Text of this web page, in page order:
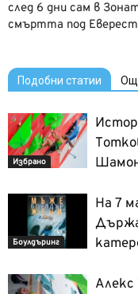
след 6 дни сам в
смъртта под Еверест
Подобни статии
Избрано
Боулдъринг
На 7